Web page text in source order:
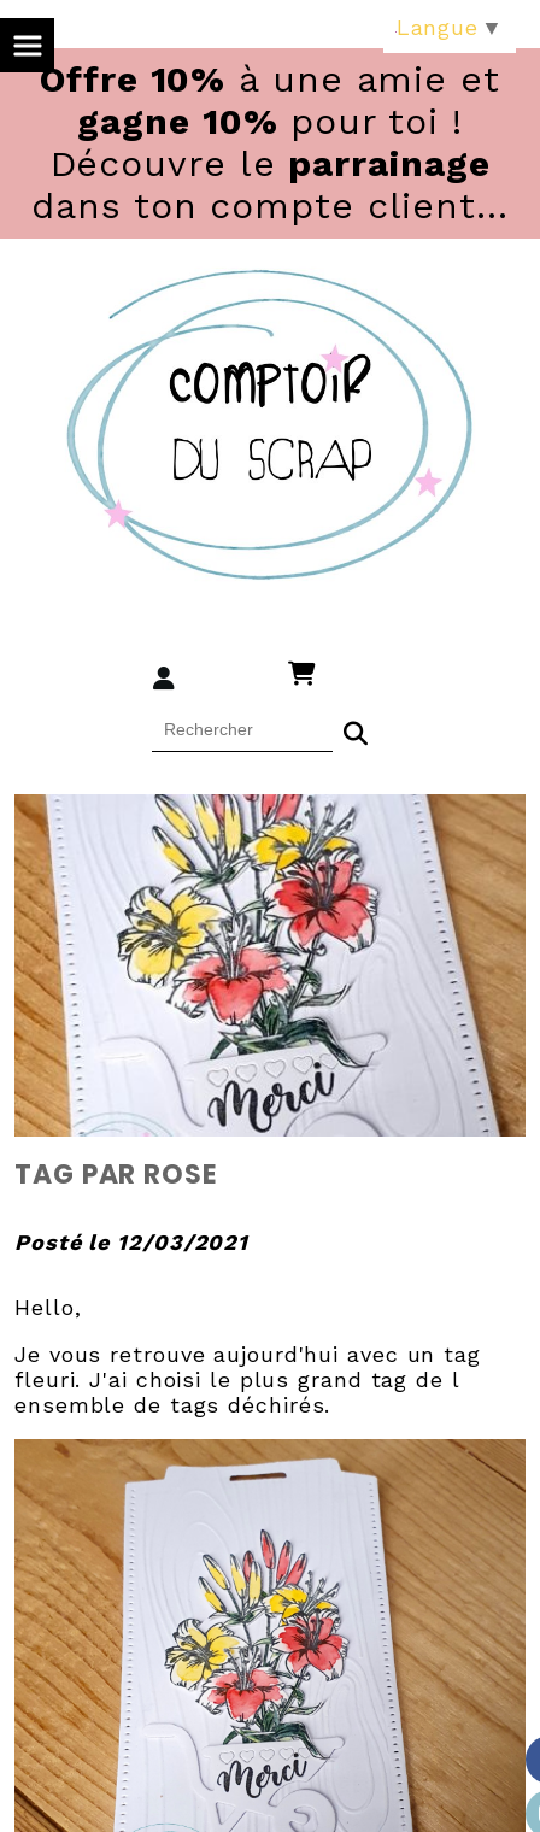
Offre 10% à une amie et
gagne 10% pour toi !
Découvre le parrainage
dans ton compte client...
TAG PAR ROSE
Posté le 12/03/2021
Hello,
Je vous retrouve aujourd'hui avec un tag
fleuri. J'ai choisi le plus grand tag de l
ensemble de tags déchirés.
Langue ▼